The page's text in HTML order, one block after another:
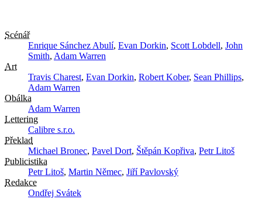
Scénář
Enrique Sánchez Abulí, Evan Dorkin, Scott Lobdell, John
Smith, Adam Warren
Art
Travis Charest, Evan Dorkin, Robert Kober, Sean Phillips,
Adam Warren
Obálka
Adam Warren
Lettering
Calibre s.r.o.
Překlad
Michael Bronec, Pavel Dort, Štěpán Kopřiva, Petr Litoš
Publicistika
Petr Litoš, Martin Němec, Jiří Pavlovský
Redakce
Ondřej Svátek